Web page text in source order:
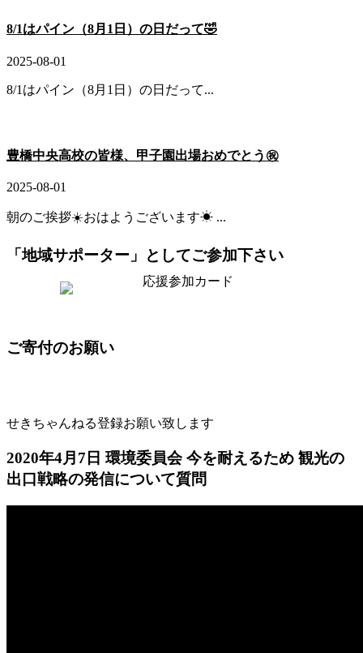
8/1はパイン（8月1日）の日だって🤣
2025-08-01
8/1はパイン（8月1日）の日だって...
豊橋中央高校の皆様、甲子園出場おめでとう㊗️
2025-08-01
朝のご挨拶☀️おはようございます☀ ...
「地域サポーター」としてご参加下さい
ご寄付のお願い
せきちゃんねる登録お願い致します
2020年4月7日 環境委員会 今を耐えるため 観光の
出口戦略の発信について質問